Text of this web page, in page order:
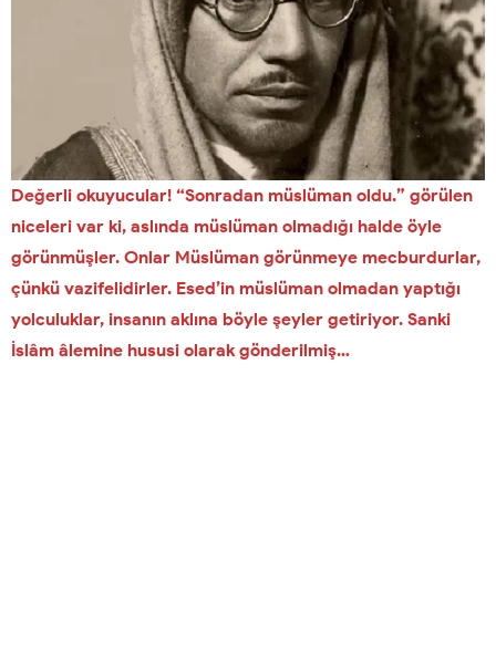
Değerli okuyucular! “Sonradan müslüman oldu.” görülen
niceleri var ki, aslında müslüman olmadığı halde öyle
görünmüşler. Onlar Müslüman görünmeye mecburdurlar,
çünkü vazifelidirler. Esed’in müslüman olmadan yaptığı
yolculuklar, insanın aklına böyle şeyler getiriyor. Sanki
İslâm âlemine hususi olarak gönderilmiş…